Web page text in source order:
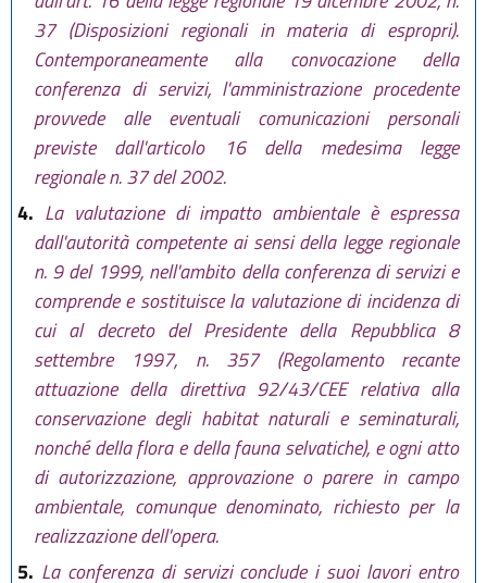
37 (Disposizioni regionali in materia di espropri).
Contemporaneamente alla convocazione della
conferenza di servizi, l'amministrazione procedente
provvede alle eventuali comunicazioni personali
previste dall'articolo 16 della medesima legge
regionale n. 37 del 2002.
4. La valutazione di impatto ambientale è espressa
dall'autorità competente ai sensi della legge regionale
n. 9 del 1999, nell'ambito della conferenza di servizi e
comprende e sostituisce la valutazione di incidenza di
cui al decreto del Presidente della Repubblica 8
settembre 1997, n. 357 (Regolamento recante
attuazione della direttiva 92/43/CEE relativa alla
conservazione degli habitat naturali e seminaturali,
nonché della flora e della fauna selvatiche), e ogni atto
di autorizzazione, approvazione o parere in campo
ambientale, comunque denominato, richiesto per la
realizzazione dell'opera.
5. La conferenza di servizi conclude i suoi lavori entro